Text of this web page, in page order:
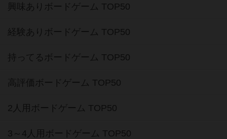
興味ありボードゲーム TOP50
経験ありボードゲーム TOP50
持ってるボードゲーム TOP50
高評価ボードゲーム TOP50
2人用ボードゲーム TOP50
3～4人用ボードゲーム TOP50